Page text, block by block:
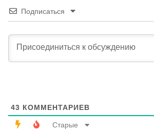
Подписаться
43 КОММЕНТАРИЕВ
Старые